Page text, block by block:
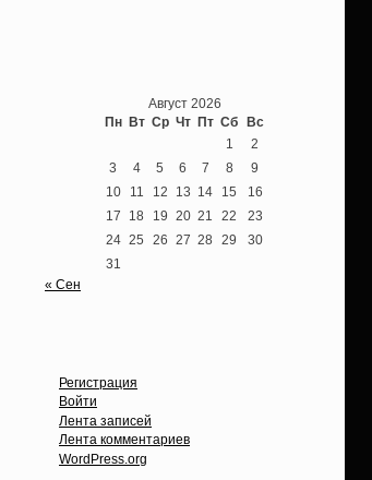
Август 2026
Пн Вт Ср Чт Пт Сб Вс
1
2
3
4 5 6 7 8
9
10
11 12 13 14 15
16
17
18 19 20 21 22
23
24 25 26 27 28 29
30
31
« Сен
Регистрация
Войти
Лента записей
Лента комментариев
WordPress.org